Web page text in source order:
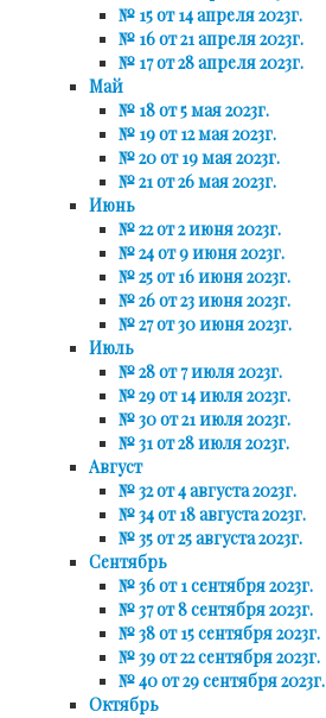
№ 15 от 14 апреля 2023г.
№ 16 от 21 апреля 2023г.
№ 17 от 28 апреля 2023г.
Май
№ 18 от 5 мая 2023г.
№ 19 от 12 мая 2023г.
№ 20 от 19 мая 2023г.
№ 21 от 26 мая 2023г.
Июнь
№ 22 от 2 июня 2023г.
№ 24 от 9 июня 2023г.
№ 25 от 16 июня 2023г.
№ 26 от 23 июня 2023г.
№ 27 от 30 июня 2023г.
Июль
№ 28 от 7 июля 2023г.
№ 29 от 14 июля 2023г.
№ 30 от 21 июля 2023г.
№ 31 от 28 июля 2023г.
Август
№ 32 от 4 августа 2023г.
№ 34 от 18 августа 2023г.
№ 35 от 25 августа 2023г.
Сентябрь
№ 36 от 1 сентября 2023г.
№ 37 от 8 сентября 2023г.
№ 38 от 15 сентября 2023г.
№ 39 от 22 сентября 2023г.
№ 40 от 29 сентября 2023г.
Октябрь